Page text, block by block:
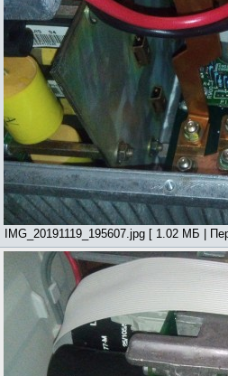
IMG_20191119_195607.jpg [ 1.02 МБ |